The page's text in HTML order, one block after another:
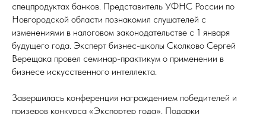
спецпродуктах банков. Представитель УФНС России по
Новгородской области познакомил слушателей с
изменениями в налоговом законодательстве с 1 января
будущего года. Эксперт бизнес-школы Сколково Сергей
Верещака провел семинар-практикум о применении в
бизнесе искусственного интеллекта.
Завершилась конференция награждением победителей и
призеров конкурса «Экспортер года». Подарки